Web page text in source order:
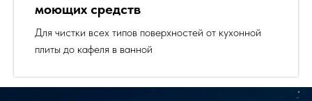
моющих средств
Для чистки всех типов поверхностей от кухонной
плиты до кафеля в ванной